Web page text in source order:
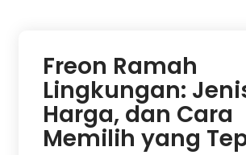
Freon Ramah
Lingkungan:
Harga, dan Cara
Memilih yang